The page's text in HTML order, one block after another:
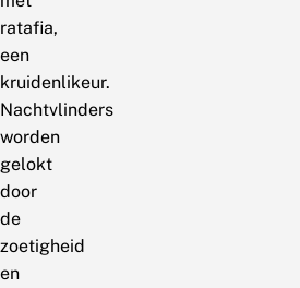
ratafia,
een
kruidenlikeur.
Nachtvlinders
worden
gelokt
door
de
zoetigheid
en